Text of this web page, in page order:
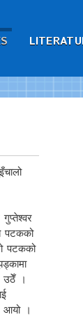
पटकको
पटकको
उठेँ ।
आयो ।